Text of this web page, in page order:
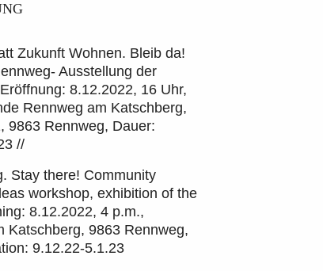
Zukunft Wohnen. Bleib da!
Ausstellung der
8.12.2022, 16 Uhr,
Rennweg am Katschberg,
9863 Rennweg, Dauer:
//
Stay there! Community
workshop, exhibition of the
8.12.2022, 4 p.m.,
Katschberg, 9863 Rennweg,
9.12.22-5.1.23